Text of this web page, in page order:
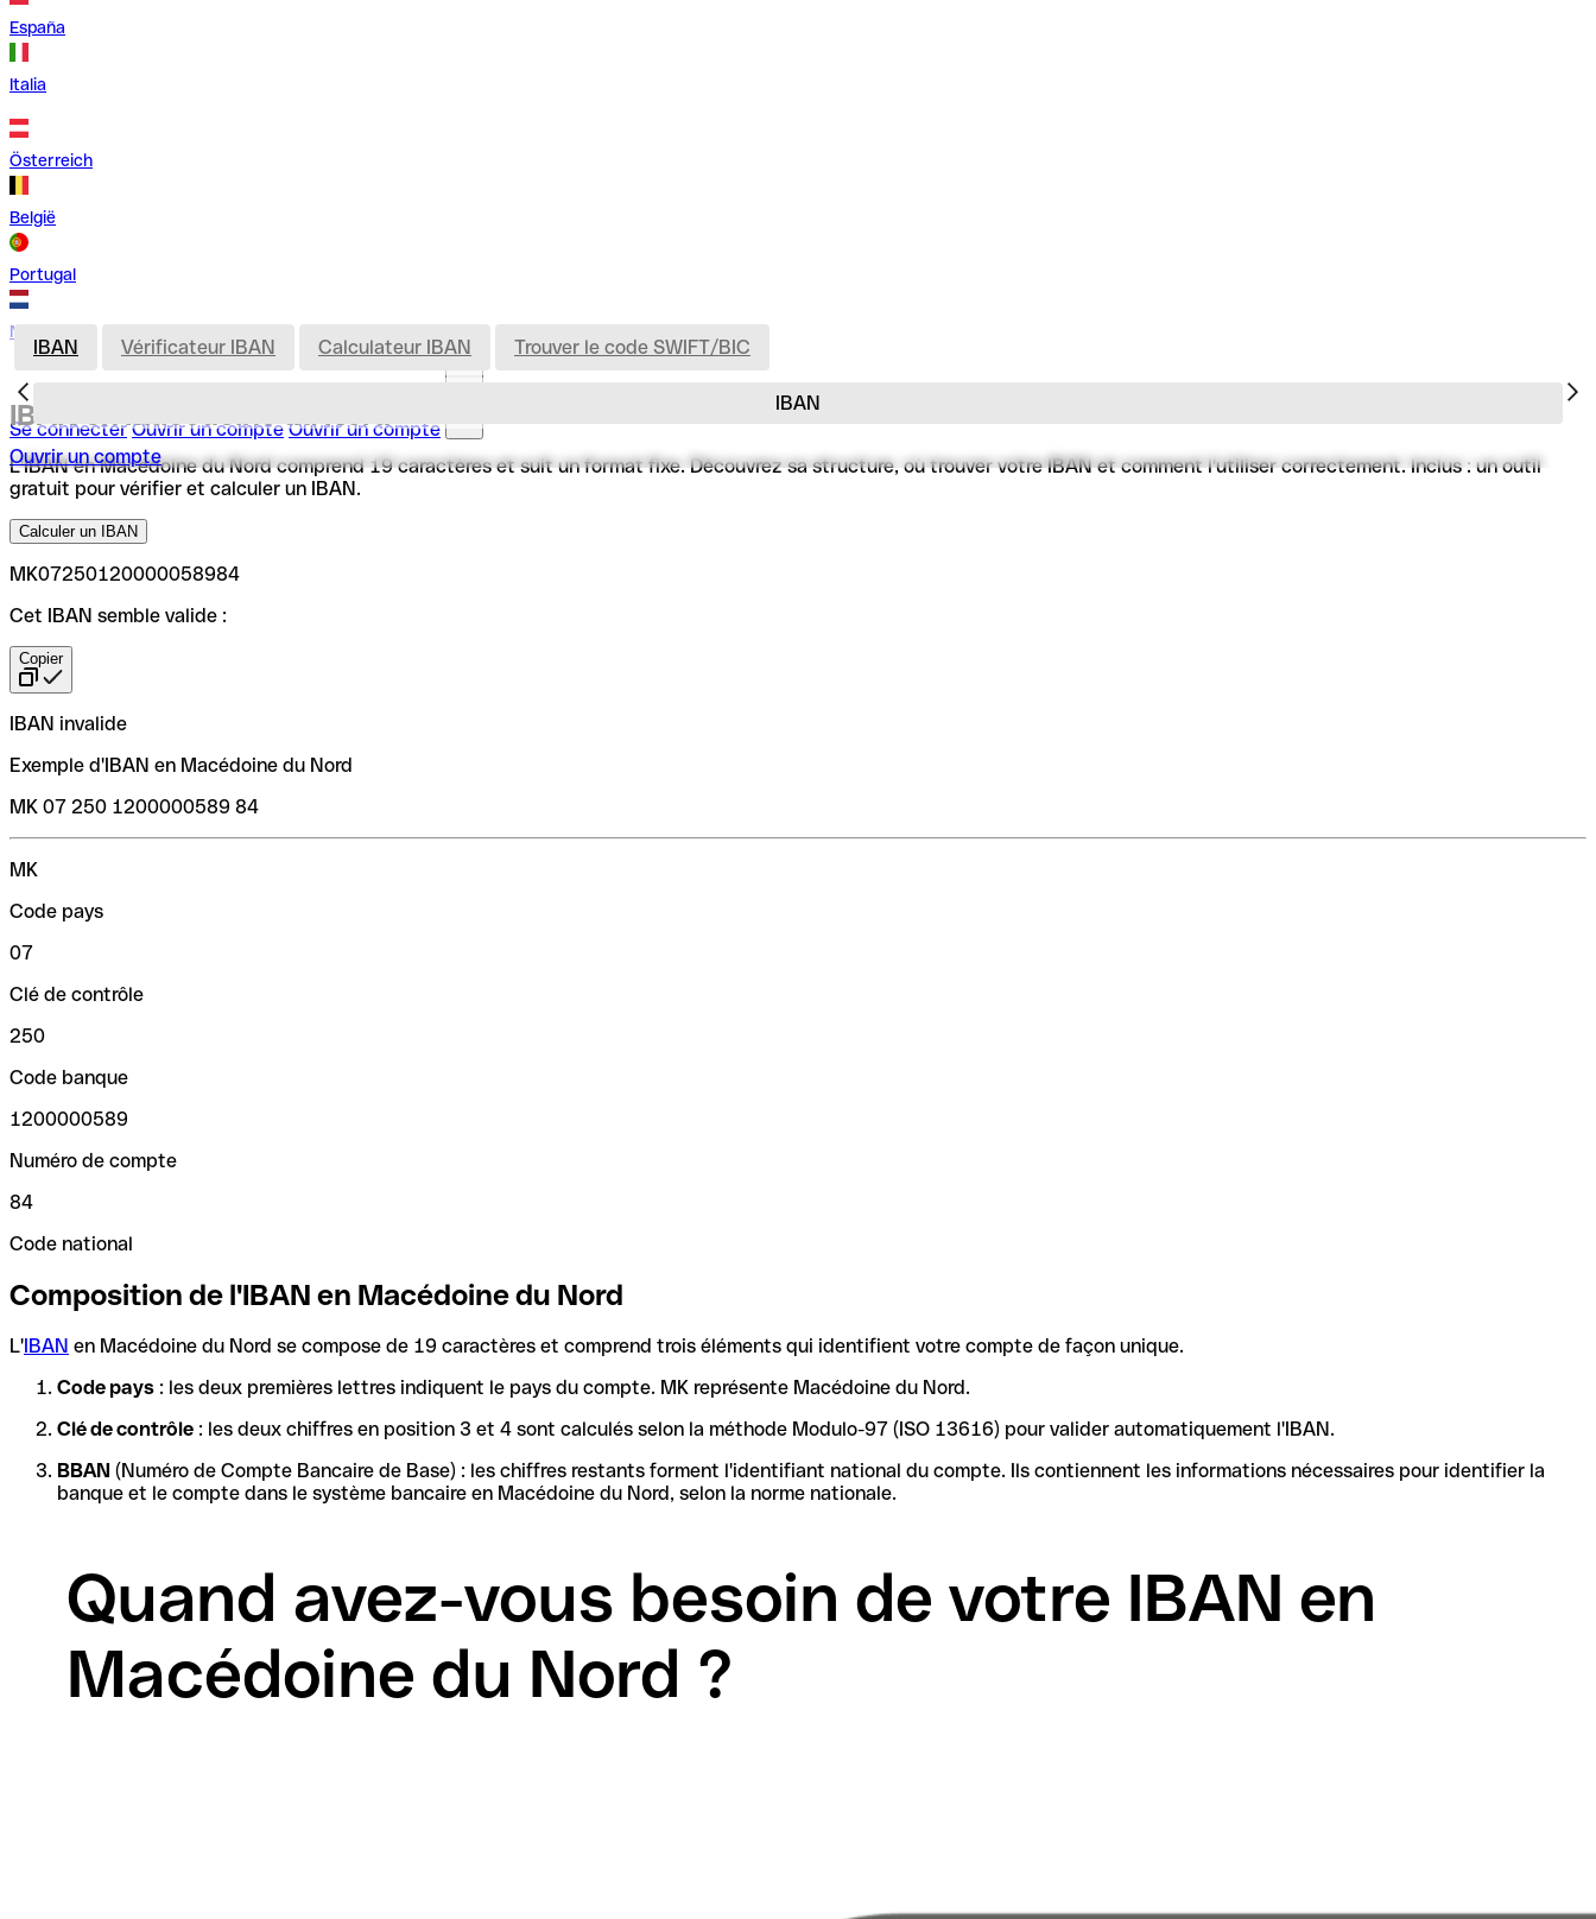
España
Italia
Österreich
België
Portugal
Nederland
Se connecter Ouvrir un compte Ouvrir un compte
Ouvrir un compte
IBAN
IBAN Vérificateur IBAN Calculateur IBAN Trouver le code SWIFT/BIC
IBAN en Macédoine du Nord
L'IBAN en Macédoine du Nord comprend 19 caractères et suit un format fixe. Découvrez sa structure, où trouver votre IBAN et comment l'utiliser correctement. Inclus : un outil
gratuit pour vérifier et calculer un IBAN.
Calculer un IBAN
MK07250120000058984
Cet IBAN semble valide :
Copier
IBAN invalide
Exemple d'IBAN en Macédoine du Nord
MK 07 250 1200000589 84
MK
Code pays
07
Clé de contrôle
250
Code banque
1200000589
Numéro de compte
84
Code national
Composition de l'IBAN en Macédoine du Nord
L'IBAN en Macédoine du Nord se compose de 19 caractères et comprend trois éléments qui identifient votre compte de façon unique.
Code pays : les deux premières lettres indiquent le pays du compte. MK représente Macédoine du Nord.
Clé de contrôle : les deux chiffres en position 3 et 4 sont calculés selon la méthode Modulo-97 (ISO 13616) pour valider automatiquement l'IBAN.
BBAN (Numéro de Compte Bancaire de Base) : les chiffres restants forment l'identifiant national du compte. Ils contiennent les informations nécessaires pour identifier la
banque et le compte dans le système bancaire en Macédoine du Nord, selon la norme nationale.
Quand avez-vous besoin de votre IBAN en
Macédoine du Nord ?